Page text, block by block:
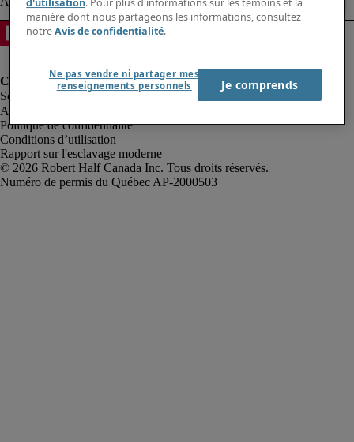
Alerte à la fraude
Politique de confidentialité
Conditions d’utilisation
Rapport sur l'esclavage moderne
Robert Half Canada Inc. Tous droits réservés.
d'utilisation. Pour plus d'informations sur les témoins et la
manière dont nous partageons les informations, consultez
notreAvis de confidentialité.
Ne pas vendre ni partager mes
renseignements personnels
Je comprends